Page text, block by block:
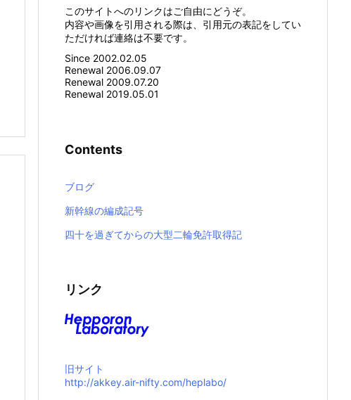
このサイトへのリンクはご自由にどうぞ。
内容や画像を引用される際は、引用元の表記をしてい
ただければ連絡は不要です。
Since 2002.02.05
Renewal 2006.09.07
Renewal 2009.07.20
Renewal 2019.05.01
Contents
ブログ
新幹線の編成記号
四十を過ぎてからの大型二輪免許取得記
リンク
旧サイト
http://akkey.air-nifty.com/heplabo/